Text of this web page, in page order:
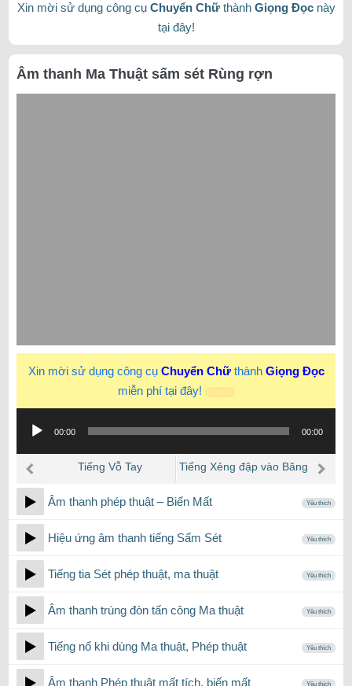
Xin mời sử dụng công cụ Chuyển Chữthành Giọng Đọcnày
tại đây!
Âm thanh Ma Thuật sấm sét Rùng rợn
Xin mời sử dụng công cụ Chuyển Chữthành Giọng Đọc
miễn phí tại đây!
phát
âm
thanh
00:00 00:00
Tiếng Vỗ Tay
Tiếng Xẻng đập vào Băng
Âm thanh phép thuật – Biến Mất Yêu thích
Hiệu ứng âm thanh tiếng Sấm Sét Yêu thích
Tiếng tia Sét phép thuật, ma thuật Yêu thích
Âm thanh trúng đòn tấn công Ma thuật Yêu thích
Tiếng nổ khi dùng Ma thuật, Phép thuật Yêu thích
Âm thanh Phép thuật mất tích, biến mất Yêu thích